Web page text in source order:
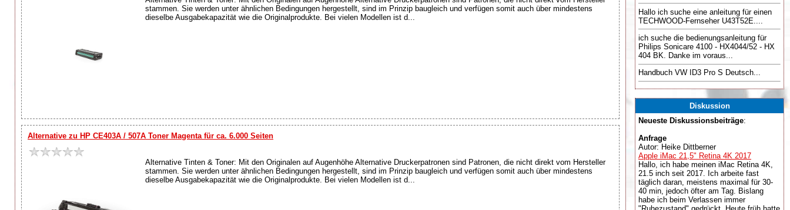
stammen. Sie werden unter ähnlichen Bedingungen hergestellt, sind im Prinzip baugleich und verfügen somit auch über mindestens
dieselbe Ausgabekapazität wie die Originalprodukte. Bei vielen Modellen ist d...
Alternative zu HP CE403A / 507A Toner Magenta für ca. 6.000 Seiten
Alternative Tinten & Toner: Mit den Originalen auf Augenhöhe Alternative Druckerpatronen sind Patronen, die nicht direkt vom Hersteller
stammen. Sie werden unter ähnlichen Bedingungen hergestellt, sind im Prinzip baugleich und verfügen somit auch über mindestens
dieselbe Ausgabekapazität wie die Originalprodukte. Bei vielen Modellen ist d...
Hallo ich suche eine anleitung für einen
TECHWOOD-Fernseher U43T52E....
ich suche die bedienungsanleitung für
Philips Sonicare 4100 - HX4044/52 - HX
404 BK. Danke im voraus...
Handbuch VW ID3 Pro S Deutsch...
Diskussion
Neueste Diskussionsbeiträge:
Anfrage
Autor: Heike Dittberner
Apple iMac 21,5" Retina 4K 2017
Hallo, ich habe meinen iMac Retina 4K,
21.5 inch seit 2017. Ich arbeite fast
täglich daran, meistens maximal für 30-
40 min, jedoch öfter am Tag. Bislang
habe ich beim Verlassen immer